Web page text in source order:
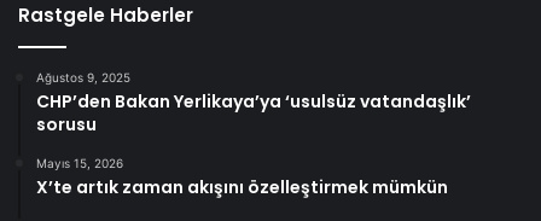
Rastgele Haberler
Ağustos 9, 2025
CHP’den Bakan Yerlikaya’ya ‘usulsüz vatandaşlık’
sorusu
Mayıs 15, 2026
X’te artık zaman akışını özelleştirmek mümkün